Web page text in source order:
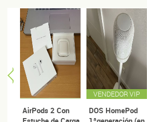
AirPods 2 Con
VENDEDOR VIP
DOS HomePod